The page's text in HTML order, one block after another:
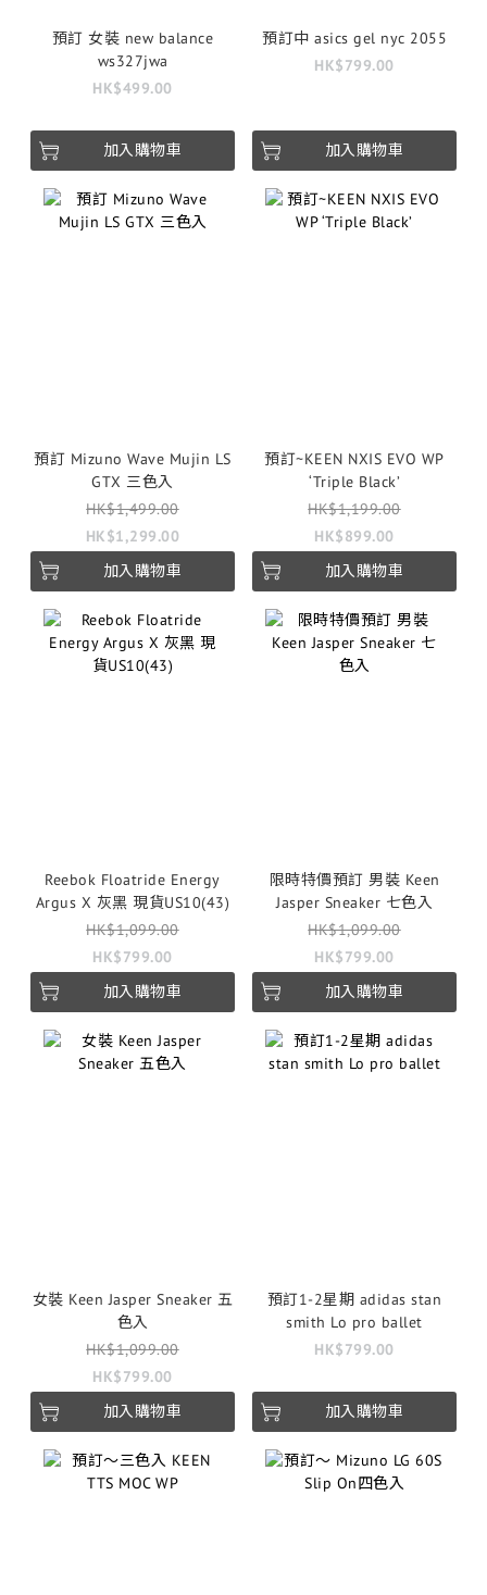
預訂 女裝 new balance
ws327jwa
HK$499.00
加入購物車
預訂中 asics gel nyc 2055
HK$799.00
加入購物車
預訂 Mizuno Wave Mujin LS
GTX 三色入
HK$1,499.00
HK$1,299.00
加入購物車
預訂~KEEN NXIS EVO WP
‘Triple Black’
HK$1,199.00
HK$899.00
加入購物車
Reebok Floatride Energy
Argus X 灰黑 現貨US10(43)
HK$1,099.00
HK$799.00
加入購物車
限時特價預訂 男裝 Keen
Jasper Sneaker 七色入
HK$1,099.00
HK$799.00
加入購物車
女裝 Keen Jasper Sneaker 五
色入
HK$1,099.00
HK$799.00
加入購物車
預訂1-2星期 adidas stan
smith Lo pro ballet
HK$799.00
加入購物車